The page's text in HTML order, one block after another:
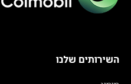
השירותים שלנו